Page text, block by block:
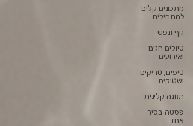
מתכונים קלים
למתחילים
גוף ונפש
טיולים חגים
ואירועים
טיפים, טריקים
ושטיקים
תזונה קלינית
פסטה בסיר
אחד